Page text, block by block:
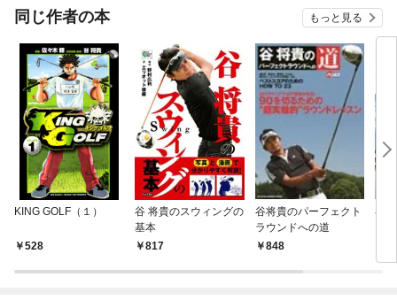
同じ作者の本 もっと見る
KING GOLF（１）
528
谷 将貴のスウィングの
基本
817
谷将貴のパーフェクト
ラウンドへの道
848
谷